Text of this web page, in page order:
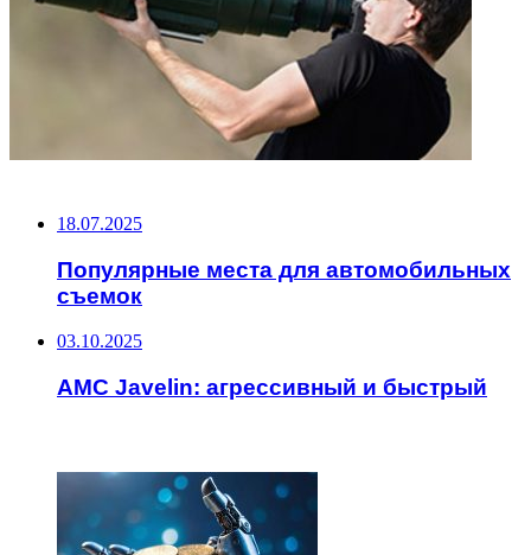
18.07.2025
Популярные места для автомобильных
съемок
03.10.2025
AMC Javelin: агрессивный и быстрый